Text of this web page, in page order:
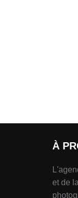
À
et de